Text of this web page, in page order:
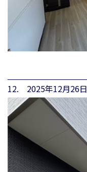
12. 2025年12月26日